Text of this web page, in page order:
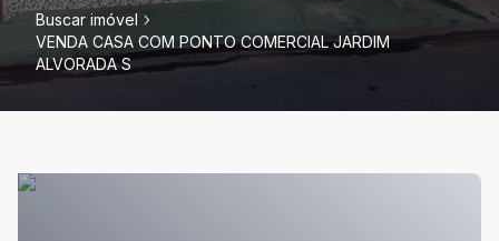
Buscar imóvel
VENDA CASA COM PONTO COMERCIAL JARDIM
ALVORADA S